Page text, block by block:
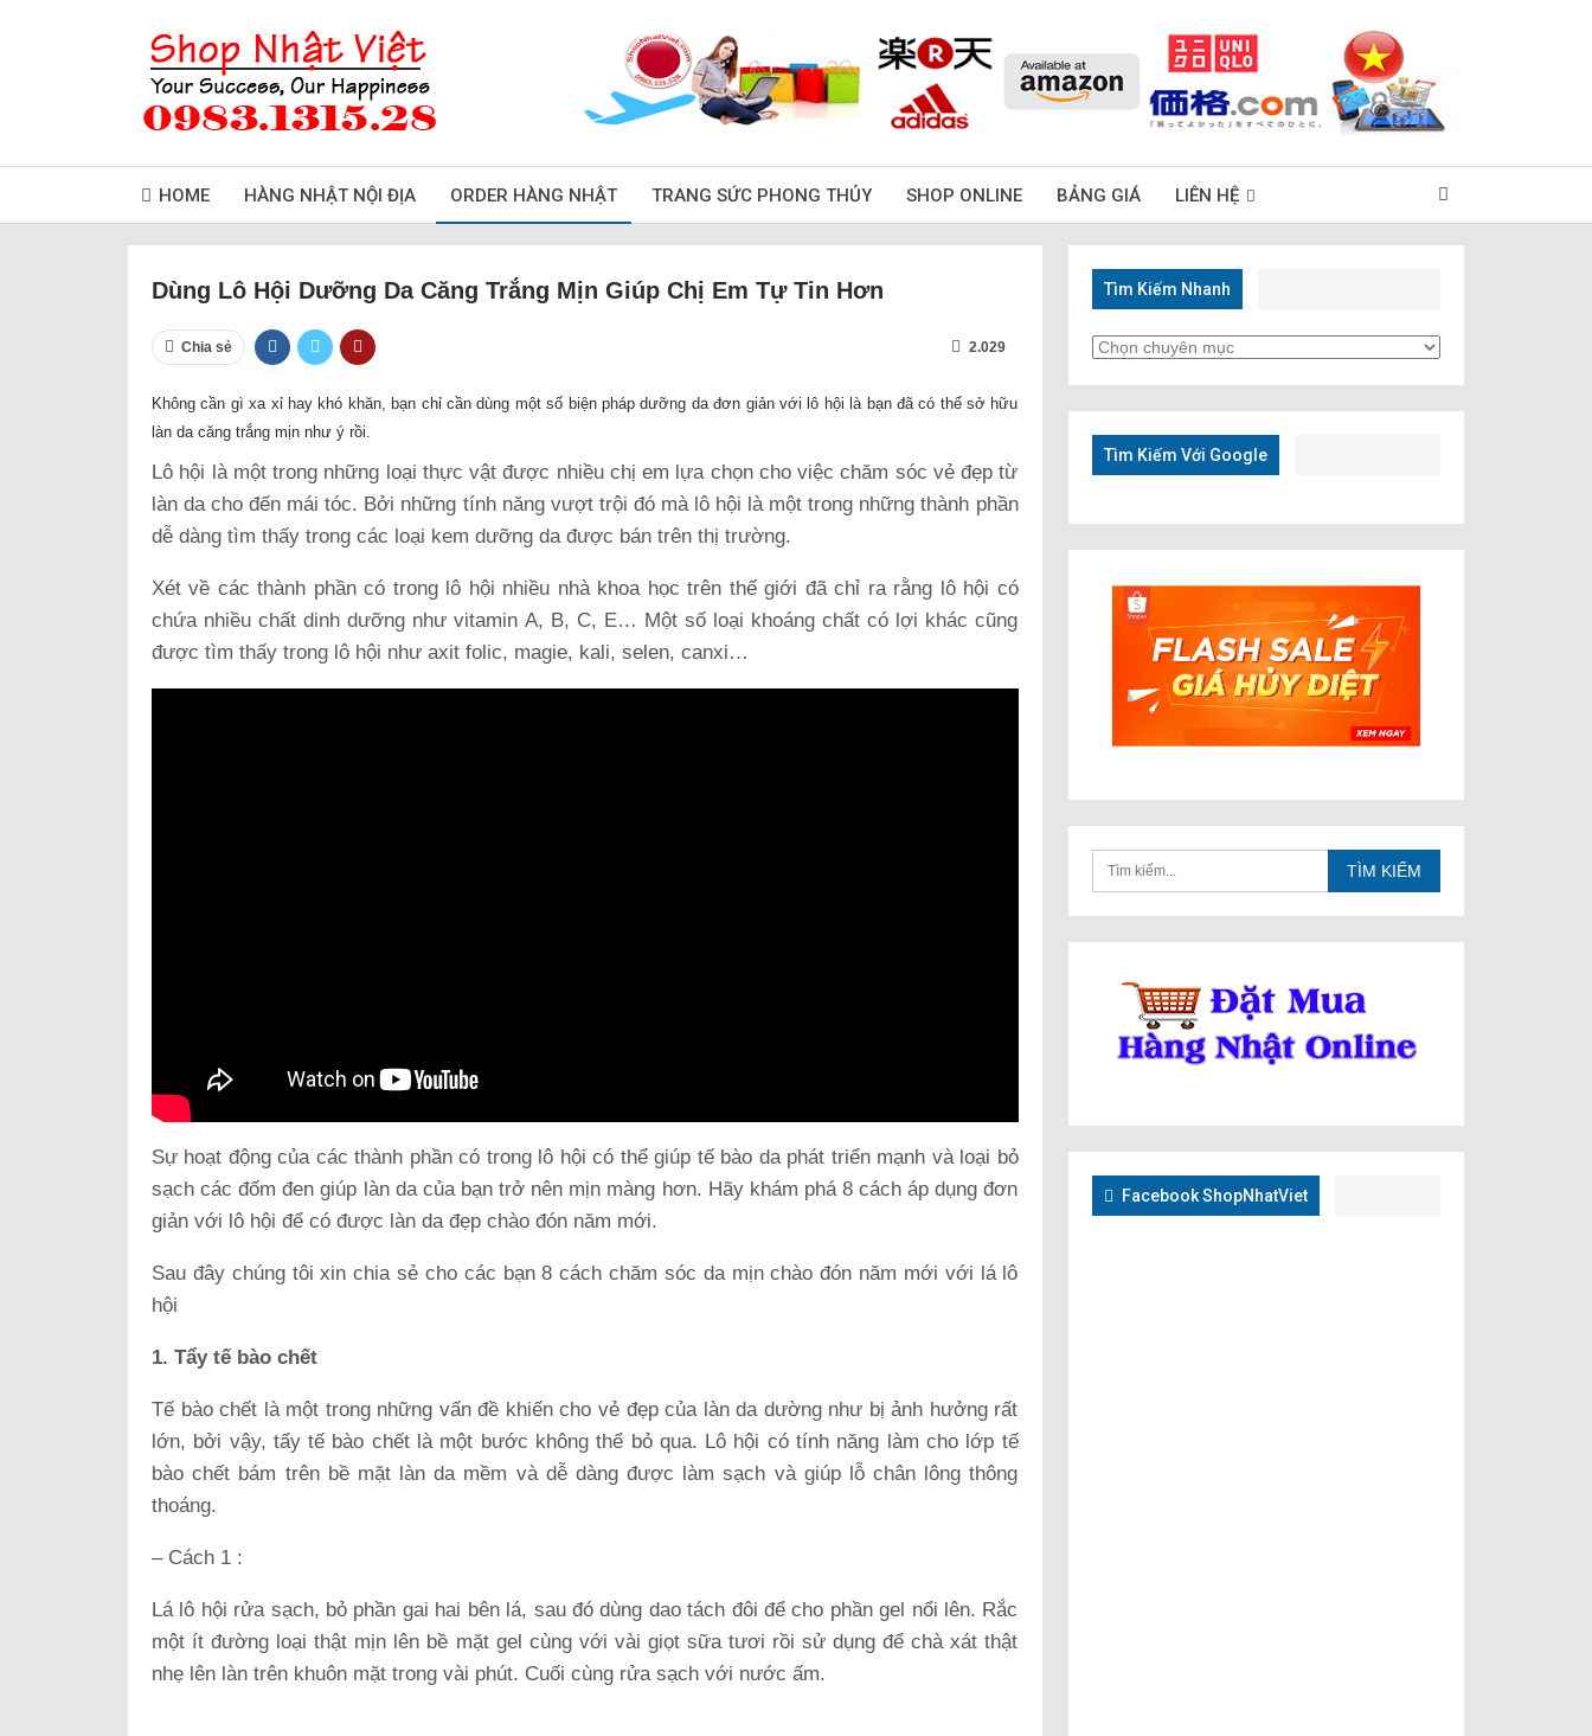
HOME HÀNG NHẬT NỘI ĐỊA ORDER HÀNG NHẬT TRANG SỨC PHONG THỦY SHOP ONLINE BẢNG GIÁ LIÊN HỆ
Dùng Lô Hội Dưỡng Da Căng Trắng Mịn Giúp Chị Em Tự Tin Hơn
Chia sẻ 2.029
Không cần gì xa xỉ hay khó khăn, bạn chỉ cần dùng một số biện pháp dưỡng da đơn giản với lô hội là bạn đã có thể sở hữu
làn da căng trắng mịn như ý rồi.
Lô hội là một trong những loại thực vật được nhiều chị em lựa chọn cho việc chăm sóc vẻ đẹp từ
làn da cho đến mái tóc. Bởi những tính năng vượt trội đó mà lô hội là một trong những thành phần
dễ dàng tìm thấy trong các loại kem dưỡng da được bán trên thị trường.
Xét về các thành phần có trong lô hội nhiều nhà khoa học trên thế giới đã chỉ ra rằng lô hội có
chứa nhiều chất dinh dưỡng như vitamin A, B, C, E… Một số loại khoáng chất có lợi khác cũng
được tìm thấy trong lô hội như axit folic, magie, kali, selen, canxi…
Sự hoạt động của các thành phần có trong lô hội có thể giúp tế bào da phát triển mạnh và loại bỏ
sạch các đốm đen giúp làn da của bạn trở nên mịn màng hơn. Hãy khám phá 8 cách áp dụng đơn
giản với lô hội để có được làn da đẹp chào đón năm mới.
Sau đây chúng tôi xin chia sẻ cho các bạn 8 cách chăm sóc da mịn chào đón năm mới với lá lô
hội
1. Tẩy tế bào chết
Tế bào chết là một trong những vấn đề khiến cho vẻ đẹp của làn da dường như bị ảnh hưởng rất
lớn, bởi vậy, tẩy tế bào chết là một bước không thể bỏ qua. Lô hội có tính năng làm cho lớp tế
bào chết bám trên bề mặt làn da mềm và dễ dàng được làm sạch và giúp lỗ chân lông thông
thoáng.
– Cách 1 :
Lá lô hội rửa sạch, bỏ phần gai hai bên lá, sau đó dùng dao tách đôi để cho phần gel nổi lên. Rắc
một ít đường loại thật mịn lên bề mặt gel cùng với vài giọt sữa tươi rồi sử dụng để chà xát thật
nhẹ lên làn trên khuôn mặt trong vài phút. Cuối cùng rửa sạch với nước ấm.
Tìm Kiếm Nhanh
Tìm
Tìm Kiếm Với Google
Facebook ShopNhatViet